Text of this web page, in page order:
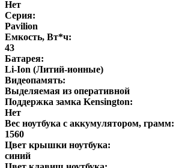
Нет
Серия:
Pavilion
Емкость, Вт*ч:
43
Батарея:
Li-Ion (Литий-ионные)
Видеопамять:
Выделяемая из оперативной
Поддержка замка Kensington:
Нет
Вес ноутбука с аккумулятором, грамм:
1560
Цвет крышки ноутбука:
синий